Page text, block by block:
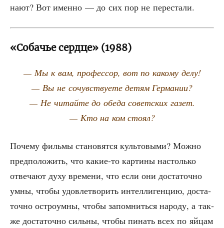
на­ют? Вот имен­но — до сих пор не перестали.
«Собачье сердце» (1988)
— Мы к вам, про­фес­сор, вот по како­му делу!
— Вы не сочув­ству­е­те детям Германии?
— Не читай­те до обе­да совет­ских газет.
— Кто на ком стоял?
Поче­му филь­мы ста­но­вят­ся куль­то­вы­ми? Мож­но
пред­по­ло­жить, что какие-то кар­ти­ны настоль­ко
отве­ча­ют духу вре­ме­ни, что если они доста­точ­но
умны, что­бы удо­вле­тво­рить интел­ли­ген­цию, доста­
точ­но ост­ро­ум­ны, что­бы запом­нить­ся наро­ду, а так­
же доста­точ­но силь­ны, что­бы пинать всех по яйцам